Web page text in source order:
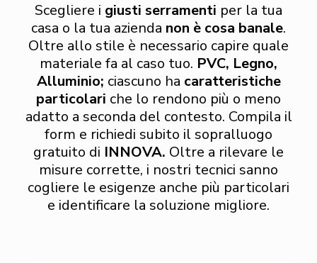
Scegliere i giusti serramenti per la tua
casa o la tua azienda non è cosa banale.
Oltre allo stile è necessario capire quale
materiale fa al caso tuo. PVC, Legno,
Alluminio; ciascuno ha caratteristiche
particolari che lo rendono più o meno
adatto a seconda del contesto. Compila il
form e richiedi subito il sopralluogo
gratuito di INNOVA. Oltre a rilevare le
misure corrette, i nostri tecnici sanno
cogliere le esigenze anche più particolari
e identificare la soluzione migliore.